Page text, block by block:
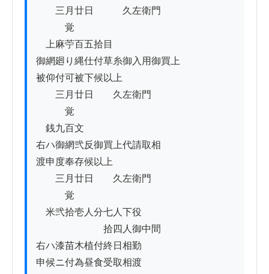
三月廿日　　　久左衛門
覚
上麻苧百五拾目
御網廻り縄仕付草糸御入用御買上
被仰付可被下候以上
三月廿日　　久左衛門
覚
銭九百文
右ハ御網弐反御買上代請取相
渡申度奉存候以上
三月廿日　　久左衛門
覚
米弐拾壱人分七人下役
拾四人御中間
右ハ漆苗木植付終日相勤
申候ニ付為昼食受取相渡